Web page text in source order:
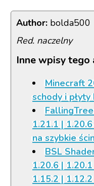
Author: bolda500
Red. naczelny
Inne wpisy tego
Minecraft
schody i
1.21.1 |
na szybkie
BSL
1.20.6 |
1.15.2 |